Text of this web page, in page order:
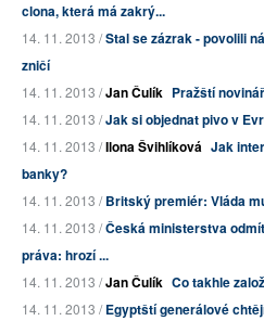
clona, která má zakrý...
14. 11. 2013 /Stal se zázrak - povolili
zničí
14. 11. 2013 /Jan Čulík Pražští
14. 11. 2013 /Jak si objednat pivo v
14. 11. 2013 /Ilona Švihlíková Jak
banky?
14. 11. 2013 /Britský premiér: Vláda
14. 11. 2013 /Česká ministerstva
práva: hrozí ...
14. 11. 2013 /Jan Čulík Co takhle
14. 11. 2013 /Egyptští generálové